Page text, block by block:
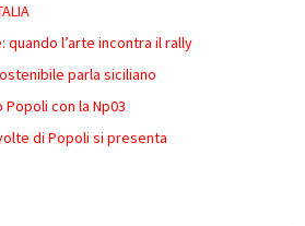
quando l’arte incontra il rally
parla siciliano
con la Np03
di Popoli si presenta